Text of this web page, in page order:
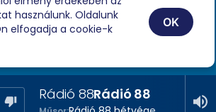
Podcast
Híreink
Impresszum
Rádió 88Rádió 88
használunk. Oldalunk
elfogadja a cookie-k
OK